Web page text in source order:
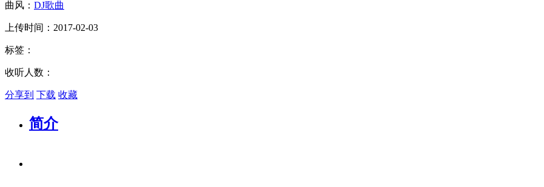
曲风： DJ歌曲
上传时间：2017-02-03
标签：
收听人数：
分享到 下载 收藏
简介